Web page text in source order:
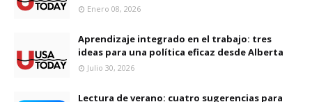
Enero 08, 2026
Aprendizaje integrado en el trabajo: tres
ideas para una política eficaz desde Alberta
Julio 30, 2026
Lectura de verano: cuatro sugerencias para